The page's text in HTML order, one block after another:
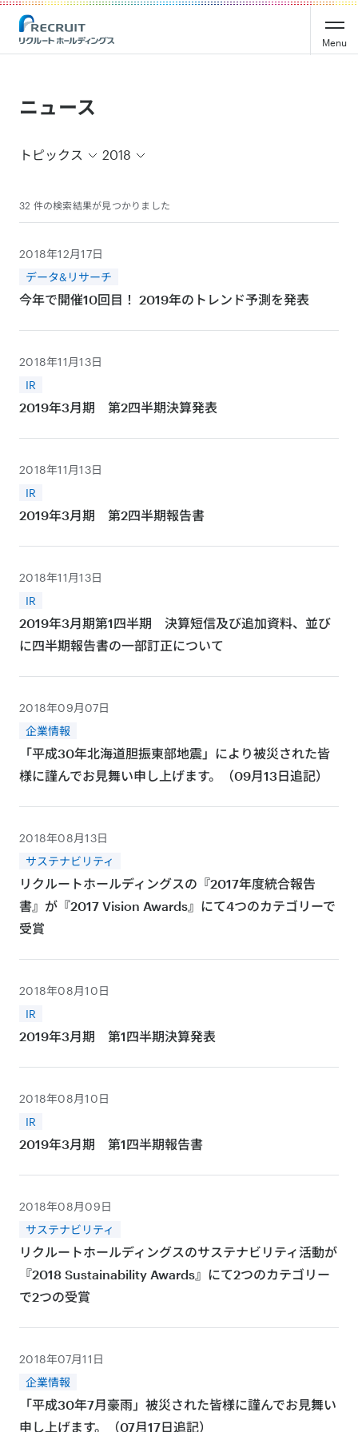
Recruit Holdings
Menu
ニュース
トピックス 2018
32 件の検索結果が見つかりました
2018年12月17日
データ&リサーチ
今年で開催10回目！ 2019年のトレンド予測を発表
2018年11月13日
IR
2019年3月期 第2四半期決算発表
2018年11月13日
IR
2019年3月期 第2四半期報告書
2018年11月13日
IR
2019年3月期第1四半期 決算短信及び追加資料、並び
に四半期報告書の一部訂正について
2018年09月07日
企業情報
「平成30年北海道胆振東部地震」により被災された皆
様に謹んでお見舞い申し上げます。（09月13日追記）
2018年08月13日
サステナビリティ
リクルートホールディングスの『2017年度統合報告
書』が『2017 Vision Awards』にて4つのカテゴリーで
受賞
2018年08月10日
IR
2019年3月期 第1四半期決算発表
2018年08月10日
IR
2019年3月期 第1四半期報告書
2018年08月09日
サステナビリティ
リクルートホールディングスのサステナビリティ活動が
『2018 Sustainability Awards』にて2つのカテゴリー
で2つの受賞
2018年07月11日
企業情報
「平成30年7月豪雨」被災された皆様に謹んでお見舞い
申し上げます。（07月17日追記）